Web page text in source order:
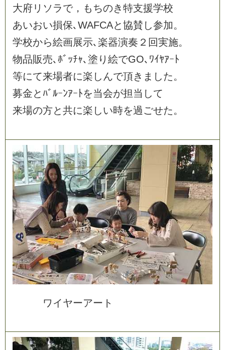
大府リ ソ ラで， も ちのき特支援学校
あいおい損保､ WAFCAと協賛 し参加。
学校から絵画展示､ 楽器演奏 ２ 回実施。
物品販売､ ﾎﾞ ｯﾁｬ､ 塗 り 絵でGO､ ﾜｲﾔｱｰ ﾄ
等にて来場者に楽 し んで頂き ま した。
募金と ﾊﾞﾙｰﾝｱｰ ﾄを当会が担当 して
来場の方と共に楽 しい時を過ごせた。
ワ イヤーアー ト